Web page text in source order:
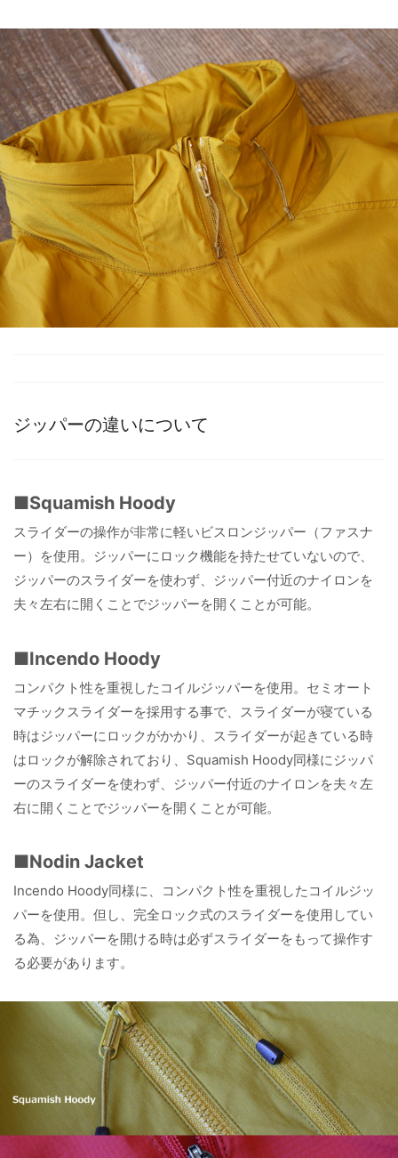
ジッパーの違いについて
■Squamish Hoody
スライダーの操作が非常に軽いビスロンジッパー（ファスナ
ー）を使用。ジッパーにロック機能を持たせていないので、
ジッパーのスライダーを使わず、ジッパー付近のナイロンを
夫々左右に開くことでジッパーを開くことが可能。
■Incendo Hoody
コンパクト性を重視したコイルジッパーを使用。セミオート
マチックスライダーを採用する事で、スライダーが寝ている
時はジッパーにロックがかかり、スライダーが起きている時
はロックが解除されており、Squamish Hoody同様にジッパ
ーのスライダーを使わず、ジッパー付近のナイロンを夫々左
右に開くことでジッパーを開くことが可能。
■Nodin Jacket
Incendo Hoody同様に、コンパクト性を重視したコイルジッ
パーを使用。但し、完全ロック式のスライダーを使用してい
る為、ジッパーを開ける時は必ずスライダーをもって操作す
る必要があります。